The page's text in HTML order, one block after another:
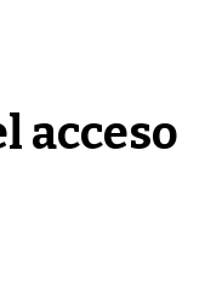
acceso